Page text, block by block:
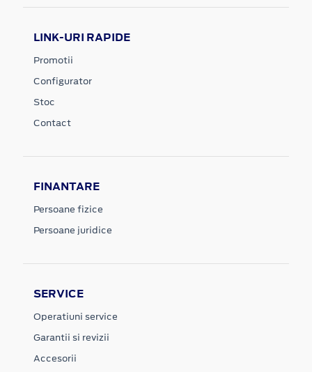
LINK-URI RAPIDE
Promotii
Configurator
Stoc
Contact
FINANTARE
Persoane fizice
Persoane juridice
SERVICE
Operatiuni service
Garantii si revizii
Accesorii